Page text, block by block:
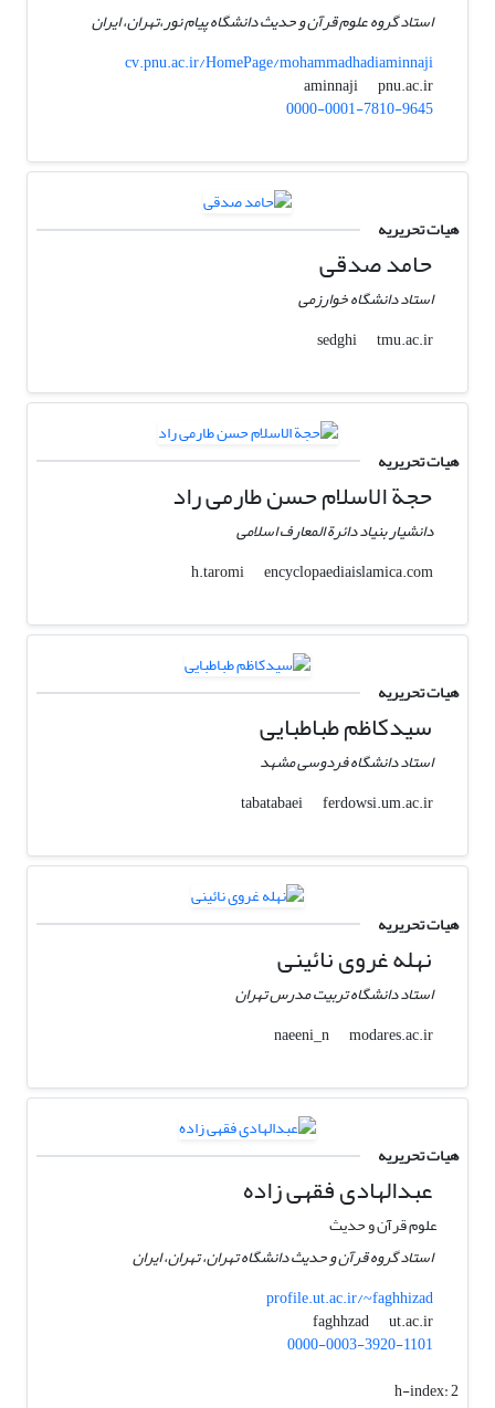
استاد گروه علوم قرآن و حدیث دانشگاه پیام نور،تهران، ایران
cv.pnu.ac.ir/HomePage/mohammadhadiaminnaji
aminnaji
pnu.ac.ir
0000-0001-7810-9645
هیات تحریریه
حامد صدقی
استاد دانشگاه خوارزمی
sedghi
tmu.ac.ir
هیات تحریریه
حجة الاسلام حسن طارمی راد
دانشیار بنیاد دائرة المعارف اسلامی
h.taromi
encyclopaediaislamica.com
هیات تحریریه
سیدکاظم طباطبایی
استاد دانشگاه فردوسی مشهد
tabatabaei
ferdowsi.um.ac.ir
هیات تحریریه
نهله غروی نائینی
استاد دانشگاه تربیت مدرس تهران
naeeni_n
modares.ac.ir
هیات تحریریه
عبدالهادی فقهی زاده
علوم قرآن و حدیث
استاد گروه قرآن و حدیث دانشگاه تهران، تهران، ایران
profile.ut.ac.ir/~faghhizad
faghhzad
ut.ac.ir
0000-0003-3920-1101
h-index:2